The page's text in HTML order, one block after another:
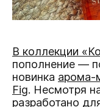
В коллекции
пополнение —
новинка арома-
Fig. Несмотря
разработано